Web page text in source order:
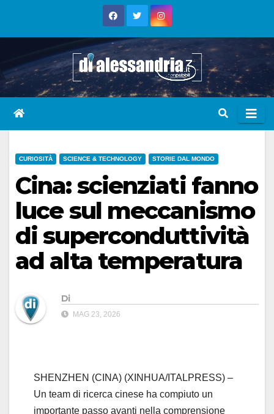
CURIOSITÀ SCIENCE & TECHNOLOGY STORIE DAL MONDO
Cina: scienziati fanno
luce sul meccanismo
di superconduttività
ad alta temperatura
Di
MAG 23, 2026
SHENZHEN (CINA) (XINHUA/ITALPRESS) –
Un team di ricerca cinese ha compiuto un
importante passo avanti nella comprensione